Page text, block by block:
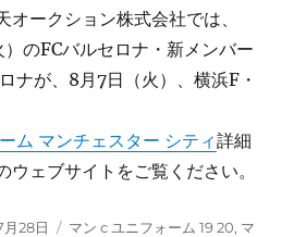
オークション株式会社では、
のFCバルセロナ・新メンバー
ナが、8月7日（火）、横浜F・
ム マンチェスター シティ詳細
ウェブサイトをご覧ください。
28日
タ
マン c ユニフォーム 19 20, マ